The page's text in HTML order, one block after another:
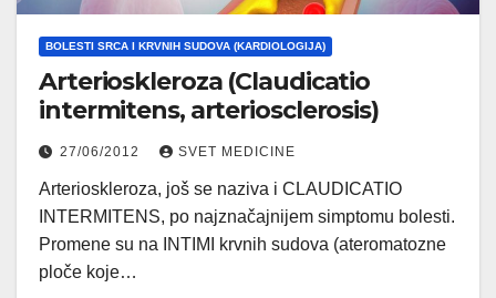
BOLESTI SRCA I KRVNIH SUDOVA (KARDIOLOGIJA)
Arterioskleroza (Claudicatio
intermitens, arteriosclerosis)
27/06/2012 SVET MEDICINE
Arterioskleroza, još se naziva i CLAUDICATIO
INTERMITENS, po najznačajnijem simptomu bolesti.
Promene su na INTIMI krvnih sudova (ateromatozne
ploče koje…